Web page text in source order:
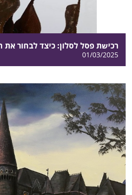
רכישת פסל לסלון: כיצד לבחור
01/03/2025